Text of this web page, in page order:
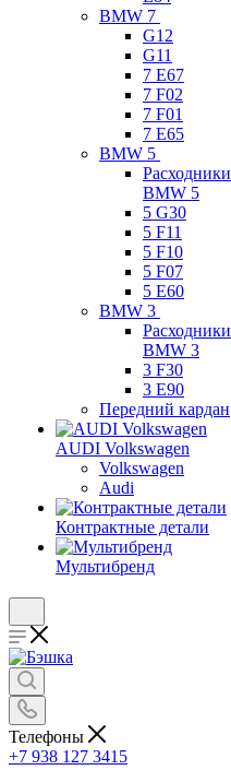
BMW 7
G12
G11
7 Е67
7 F02
7 F01
7 E65
BMW 5
Расходники
BMW 5
5 G30
5 F11
5 F10
5 F07
5 E60
BMW 3
Расходники
BMW 3
3 F30
3 E90
Передний кардан
AUDI Volkswagen
Volkswagen
Audi
Контрактные детали
Мультибренд
Телефоны
+7 938 127 3415